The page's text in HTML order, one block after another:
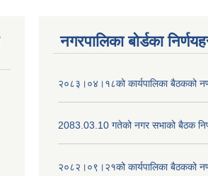
नगरपालिका बोर्डका
२०८३।०४।१८को कार्यपालिका बैठकको
2083.03.10 गतेको नगर सभाको बैठक
२०८२।०९।२१को कार्यपालिका बैठकको